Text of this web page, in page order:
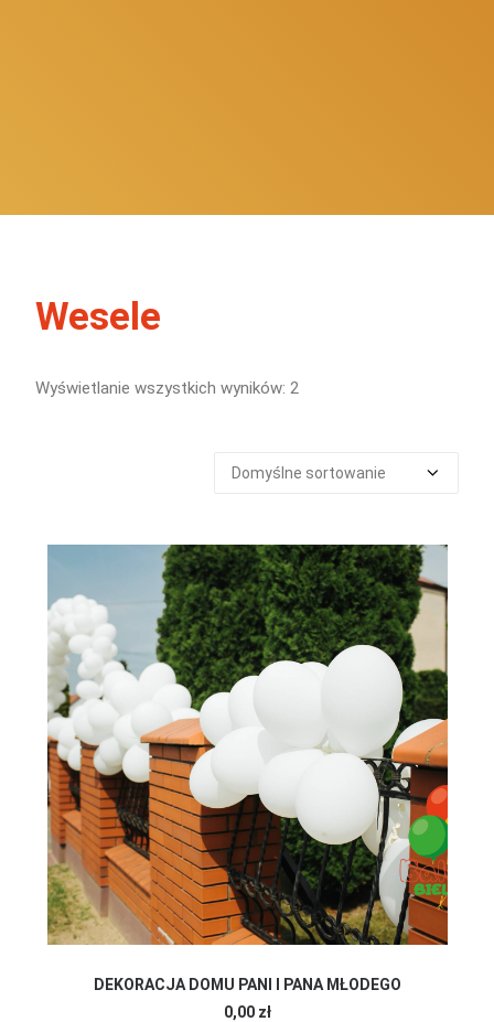
Wesele
Wyświetlanie wszystkich wyników: 2
DODAJ DO KOSZYKA
DEKORACJA DOMU PANI I PANA MŁODEGO
0,00 zł